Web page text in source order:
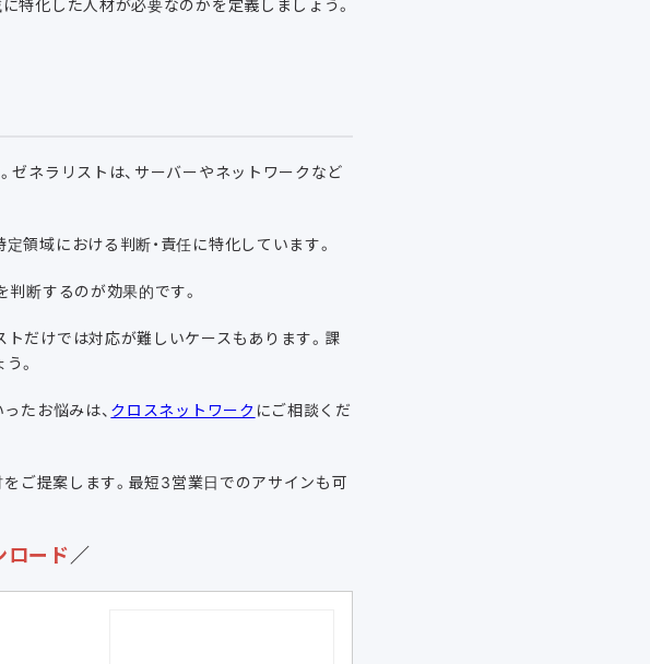
ゼネラリストは、サーバーやネットワークなど
領域における判断・責任に特化しています。
判断するのが効果的です。
だけでは対応が難しいケースもあります。課
。
たお悩みは、 クロスネットワーク にご相談くだ
ご提案します。最短3営業日でのアサインも可
ロード／